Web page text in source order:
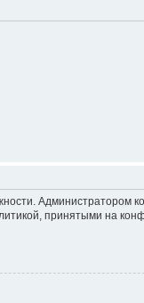
Администратором
принятыми на